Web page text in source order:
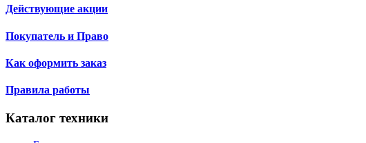
Действующие акции
Покупатель и Право
Как оформить заказ
Правила работы
Каталог техники